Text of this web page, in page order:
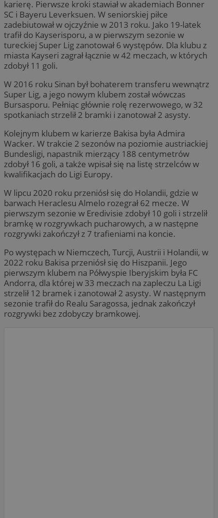
karierę. Pierwsze kroki stawiał w akademiach Bonner
SC i Bayeru Leverksuen. W seniorskiej piłce
zadebiutował w ojczyźnie w 2013 roku. Jako 19-latek
trafił do Kayserisporu, a w pierwszym sezonie w
tureckiej Super Lig zanotował 6 występów. Dla klubu z
miasta Kayseri zagrał łącznie w 42 meczach, w których
zdobył 11 goli.
W 2016 roku Sinan był bohaterem transferu wewnątrz
Super Lig, a jego nowym klubem został wówczas
Bursasporu. Pełniąc głównie rolę rezerwowego, w 32
spotkaniach strzelił 2 bramki i zanotował 2 asysty.
Kolejnym klubem w karierze Bakisa była Admira
Wacker. W trakcie 2 sezonów na poziomie austriackiej
Bundesligi, napastnik mierzący 188 centymetrów
zdobył 16 goli, a także wpisał się na listę strzelców w
kwalifikacjach do Ligi Europy.
W lipcu 2020 roku przeniósł się do Holandii, gdzie w
barwach Heraclesu Almelo rozegrał 62 mecze. W
pierwszym sezonie w Eredivisie zdobył 10 goli i strzelił
bramkę w rozgrywkach pucharowych, a w następne
rozgrywki zakończył z 7 trafieniami na koncie.
Po występach w Niemczech, Turcji, Austrii i Holandii, w
2022 roku Bakisa przeniósł się do Hiszpanii. Jego
pierwszym klubem na Półwyspie Iberyjskim była FC
Andorra, dla której w 33 meczach na zapleczu La Ligi
strzelił 12 bramek i zanotował 2 asysty. W następnym
sezonie trafił do Realu Saragossa, jednak zakończył
rozgrywki bez zdobyczy bramkowej.